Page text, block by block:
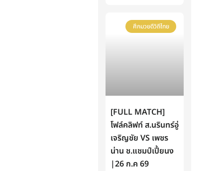
ศึกมวยดีวิถีไทย
[FULL MATCH]
โฟล์คลิฟท์ ส.นรินทร์อู่
เจริญชัย VS เพชร
น่าน ช.แชมป์เปี้ยนง
|26 ก.ค 69